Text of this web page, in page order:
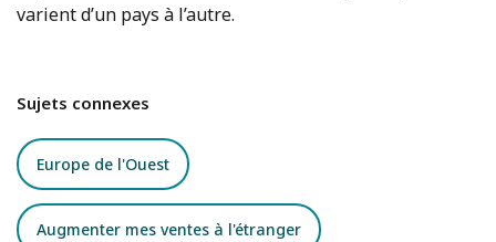
varient d’un pays à l’autre.
Sujets connexes
Europe de l'Ouest
Augmenter mes ventes à l'étranger